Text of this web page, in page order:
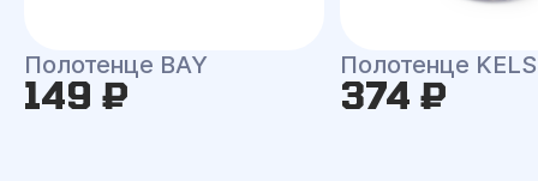
Полотенце BAY
149 ₽
Полотенце
374 ₽